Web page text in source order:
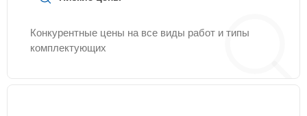
Конкурентные цены на все виды работ и типы
комплектующих